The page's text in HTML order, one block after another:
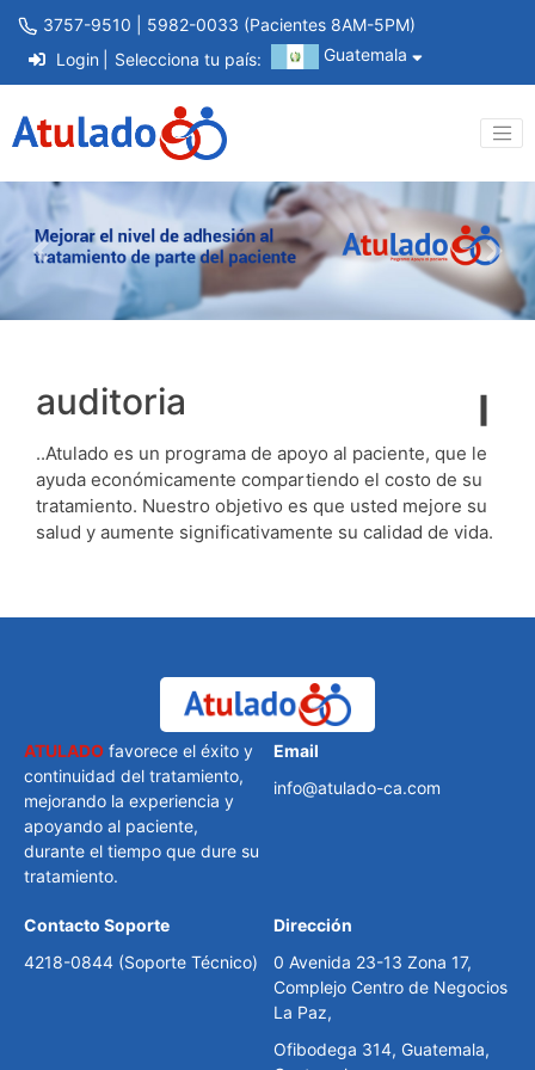
3757-9510 | 5982-0033 (Pacientes 8AM-5PM)
Login
Selecciona tu país: Guatemala
Previous Next
auditoria
..Atulado es un programa de apoyo al paciente, que le
ayuda económicamente compartiendo el costo de su
tratamiento. Nuestro objetivo es que usted mejore su
salud y aumente significativamente su calidad de vida.
ATULADO favorece el éxito y
continuidad del tratamiento,
mejorando la experiencia y
apoyando al paciente,
durante el tiempo que dure su
tratamiento.
Email
info@atulado-ca.com
Contacto Soporte
4218-0844 (Soporte Técnico)
Dirección
0 Avenida 23-13 Zona 17,
Complejo Centro de Negocios
La Paz,
Ofibodega 314, Guatemala,